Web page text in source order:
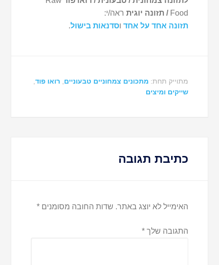
Food / תזונה יוגית ראה/י:
תזונה אחד על אחד וסדנאות בישול.
מתוייק תחת: מתכונים צמחוניים טבעוניים רואו פוד
שייקים ומיצים
כתיבת תגובה
האימייל לא יוצג באתר. שדות החובה מסומנים*
התגובה שלך*